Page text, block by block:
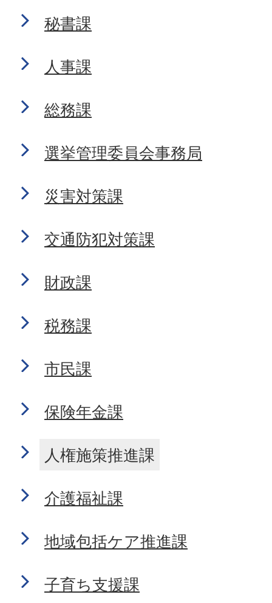
秘書課
人事課
総務課
選挙管理委員会事務局
災害対策課
交通防犯対策課
財政課
税務課
市民課
保険年金課
人権施策推進課
介護福祉課
地域包括ケア推進課
子育ち支援課